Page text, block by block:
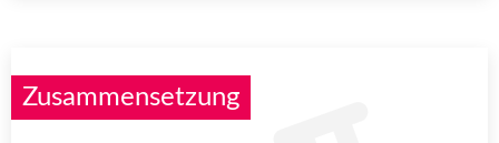
Zusammensetzung